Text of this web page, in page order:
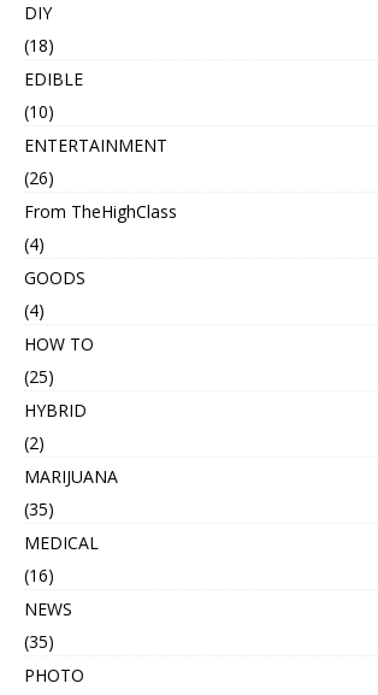
DIY
(18)
EDIBLE
(10)
ENTERTAINMENT
(26)
From TheHighClass
(4)
GOODS
(4)
HOW TO
(25)
HYBRID
(2)
MARIJUANA
(35)
MEDICAL
(16)
NEWS
(35)
PHOTO